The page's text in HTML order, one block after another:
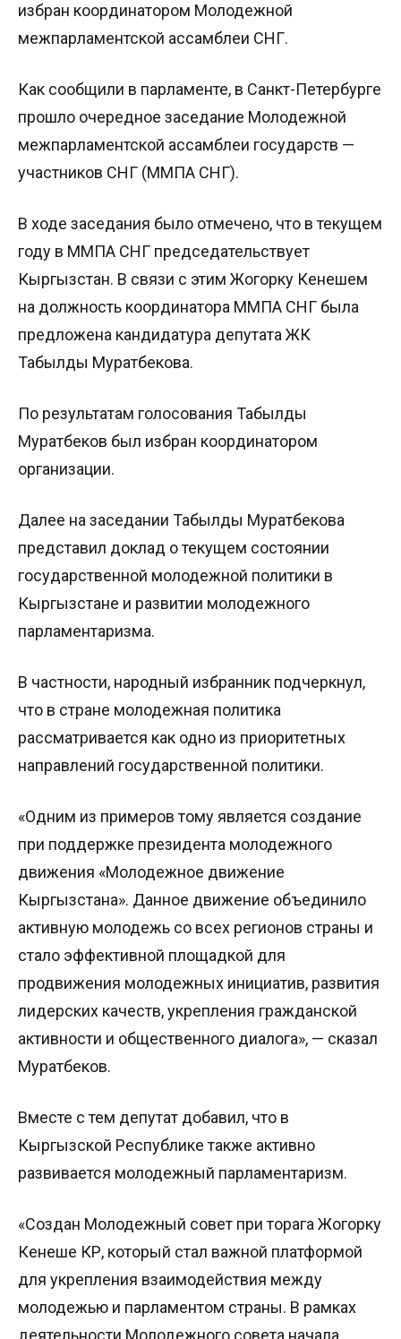
избран координатором Молодежной
межпарламентской ассамблеи СНГ.
Как сообщили в парламенте, в Санкт-Петербурге
прошло очередное заседание Молодежной
межпарламентской ассамблеи государств —
участников СНГ (ММПА СНГ).
В ходе заседания было отмечено, что в текущем
году в ММПА СНГ председательствует
Кыргызстан. В связи с этим Жогорку Кенешем
на должность координатора ММПА СНГ была
предложена кандидатура депутата ЖК
Табылды Муратбекова.
По результатам голосования Табылды
Муратбеков был избран координатором
организации.
Далее на заседании Табылды Муратбекова
представил доклад о текущем состоянии
государственной молодежной политики в
Кыргызстане и развитии молодежного
парламентаризма.
В частности, народный избранник подчеркнул,
что в стране молодежная политика
рассматривается как одно из приоритетных
направлений государственной политики.
«Одним из примеров тому является создание
при поддержке президента молодежного
движения «Молодежное движение
Кыргызстана». Данное движение объединило
активную молодежь со всех регионов страны и
стало эффективной площадкой для
продвижения молодежных инициатив, развития
лидерских качеств, укрепления гражданской
активности и общественного диалога», — сказал
Муратбеков.
Вместе с тем депутат добавил, что в
Кыргызской Республике также активно
развивается молодежный парламентаризм.
«Создан Молодежный совет при торага Жогорку
Кенеше КР, который стал важной платформой
для укрепления взаимодействия между
молодежью и парламентом страны. В рамках
деятельности Молодежного совета начала